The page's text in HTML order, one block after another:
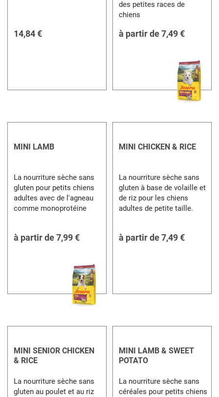
14,84 €
des petites races de
chiens
à partir de7,49 €
MINI LAMB
La nourriture sèche sans
gluten pour petits chiens
adultes avec de l'agneau
comme monoprotéine
à partir de7,99 €
MINI CHICKEN & RICE
La nourriture sèche sans
gluten à base de volaille et
de riz pour les chiens
adultes de petite taille.
à partir de7,49 €
MINI SENIOR CHICKEN
& RICE
La nourriture sèche sans
gluten au poulet et au riz
MINI LAMB & SWEET
POTATO
La nourriture sèche sans
céréales pour petits chiens